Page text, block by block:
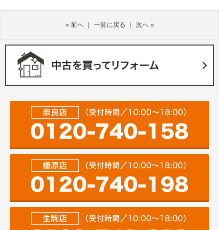
« 前へ｜ 一覧に戻る ｜ 次へ»